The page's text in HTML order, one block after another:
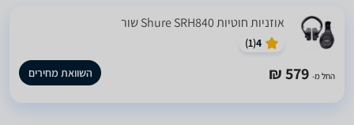
אוזניות ‏חוטיות Shure SRH840 שור
4
(
1
)
החל מ- 579 ₪ השוואת מחירים